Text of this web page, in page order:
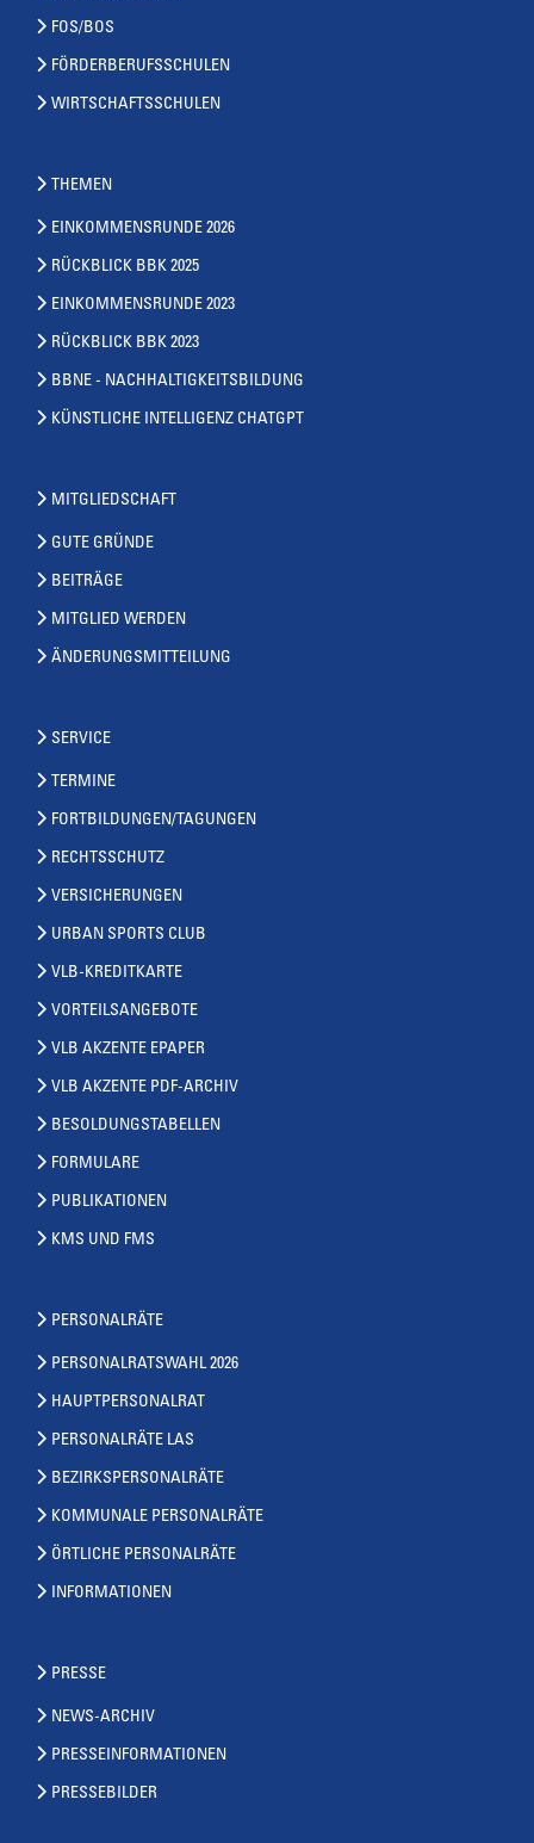
FOS/BOS
FÖRDERBERUFSSCHULEN
WIRTSCHAFTSSCHULEN
THEMEN
EINKOMMENSRUNDE 2026
RÜCKBLICK BBK 2025
EINKOMMENSRUNDE 2023
RÜCKBLICK BBK 2023
BBNE - NACHHALTIGKEITSBILDUNG
KÜNSTLICHE INTELLIGENZ CHATGPT
MITGLIEDSCHAFT
GUTE GRÜNDE
BEITRÄGE
MITGLIED WERDEN
ÄNDERUNGSMITTEILUNG
SERVICE
TERMINE
FORTBILDUNGEN/TAGUNGEN
RECHTSSCHUTZ
VERSICHERUNGEN
URBAN SPORTS CLUB
VLB-KREDITKARTE
VORTEILSANGEBOTE
VLB AKZENTE EPAPER
VLB AKZENTE PDF-ARCHIV
BESOLDUNGSTABELLEN
FORMULARE
PUBLIKATIONEN
KMS UND FMS
PERSONALRÄTE
PERSONALRATSWAHL 2026
HAUPTPERSONALRAT
PERSONALRÄTE LAS
BEZIRKSPERSONALRÄTE
KOMMUNALE PERSONALRÄTE
ÖRTLICHE PERSONALRÄTE
INFORMATIONEN
PRESSE
NEWS-ARCHIV
PRESSEINFORMATIONEN
PRESSEBILDER